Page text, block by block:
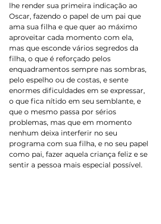
lhe render sua primeira indicação ao
Oscar, fazendo o papel de um pai que
ama sua filha e que quer ao máximo
aproveitar cada momento com ela,
mas que esconde vários segredos da
filha, o que é reforçado pelos
enquadramentos sempre nas sombras,
pelo espelho ou de costas, e sente
enormes dificuldades em se expressar,
o que fica nítido em seu semblante, e
que o mesmo passa por sérios
problemas, mas que em momento
nenhum deixa interferir no seu
programa com sua filha, e no seu papel
como pai, fazer aquela criança feliz e se
sentir a pessoa mais especial possível.